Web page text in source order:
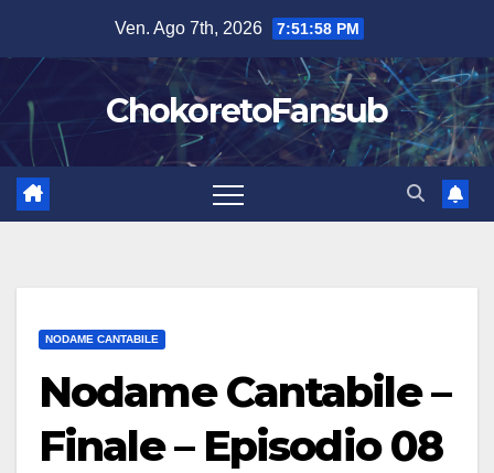
contenuto
Ven. Ago 7th, 2026 7:51:59 PM
ChokoretoFansub
NODAME CANTABILE
Nodame Cantabile –
Finale – Episodio 08